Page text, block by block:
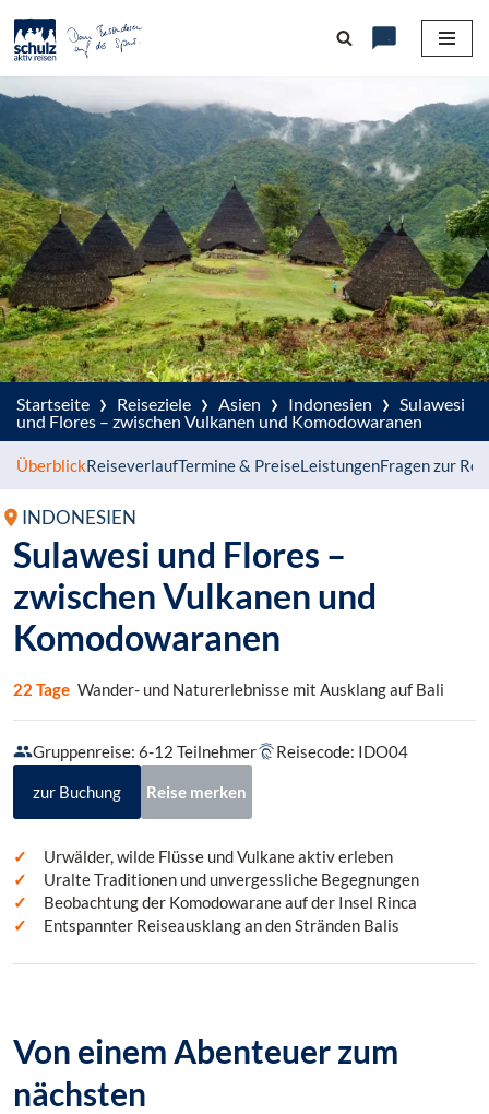
Zum
springen
Startseite › Reiseziele › Asien › Indonesien › Sulawesi
und Flores – zwischen Vulkanen und Komodowaranen
ÜberblickReiseverlaufTermine & PreiseLeistungenFragen zur
INDONESIEN
Sulawesi und Flores –
zwischen Vulkanen und
Komodowaranen
22 Tage Wander- und Naturerlebnisse mit Ausklang auf Bali
Gruppenreise: 6-12 Teilnehmer Reisecode: IDO04
zur Buchung Reise merken
Urwälder, wilde Flüsse und Vulkane aktiv erleben
Uralte Traditionen und unvergessliche Begegnungen
Beobachtung der Komodowarane auf der Insel Rinca
Entspannter Reiseausklang an den Stränden Balis
Von einem Abenteuer zum
nächsten